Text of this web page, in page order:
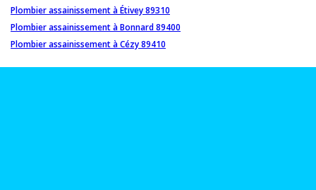
Plombier assainissement à Étivey 89310
Plombier assainissement à Bonnard 89400
Plombier assainissement à Cézy 89410